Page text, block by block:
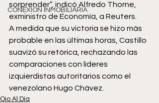
CONEXIÓN INMOBILIARIA
sorprender”, indicó Alfredo Thorne,
exministro de Economía, a Reuters.
A medida que su victoria se hizo más
probable en las últimas horas, Castillo
suavizó su retórica, rechazando las
comparaciones con líderes
izquierdistas autoritarios como el
venezolano Hugo Chávez.
Ojo Al Día